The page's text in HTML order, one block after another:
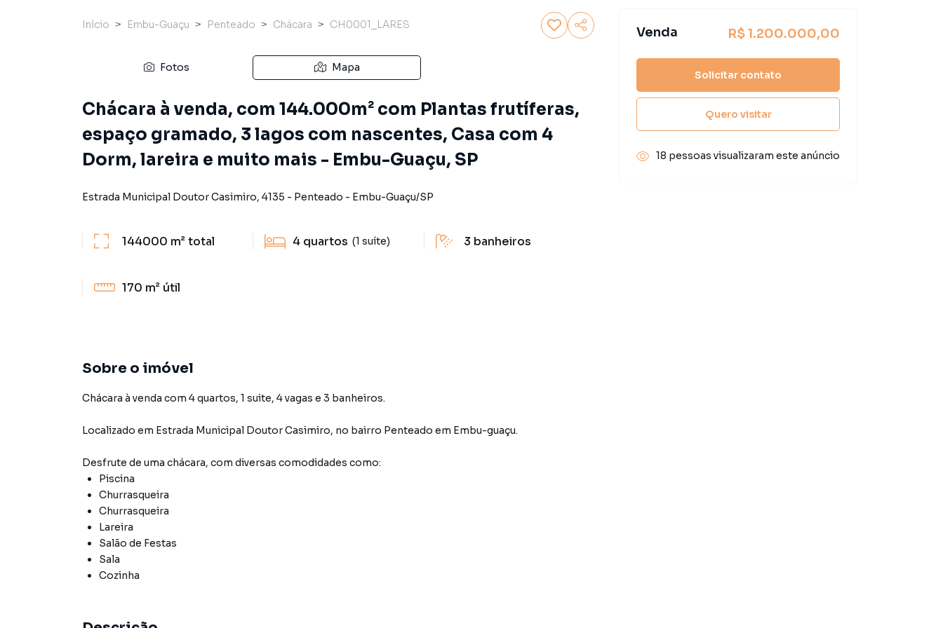
Início Embu-Guaçu Penteado Chácara CH0001_LARES
Fotos Mapa
Chácara à venda, com 144.000m² com Plantas frutíferas,
espaço gramado, 3 lagos com nascentes, Casa com 4
Dorm, lareira e muito mais - Embu-Guaçu, SP
Estrada Municipal Doutor Casimiro, 4135 - Penteado - Embu-Guaçu/SP
144000 m²total 4 quartos (1 suíte) 3 banheiros
170 m² útil
Sobre o imóvel
Chácara à venda com 4 quartos, 1 suite, 4 vagas e 3 banheiros.
Localizado em Estrada Municipal Doutor Casimiro, no bairro Penteado em Embu-guaçu.
Desfrute de uma chácara, com diversas comodidades como:
Piscina
Churrasqueira
Churrasqueira
Lareira
Salão de Festas
Sala
Cozinha
Venda R$ 1.200.000,00
Solicitar contato
Quero visitar
18 pessoas visualizaram este anúncio